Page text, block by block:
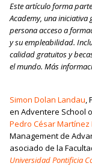
Este artículo forma
Academy, una iniciativa
persona acceso a
y su empleabilidad.
calidad gratuitos y
el mundo. Más
Simon Dolan Landau,
en Adventere School
Pedro César Martínez
Management de
asociado de la
Universidad Pontificia